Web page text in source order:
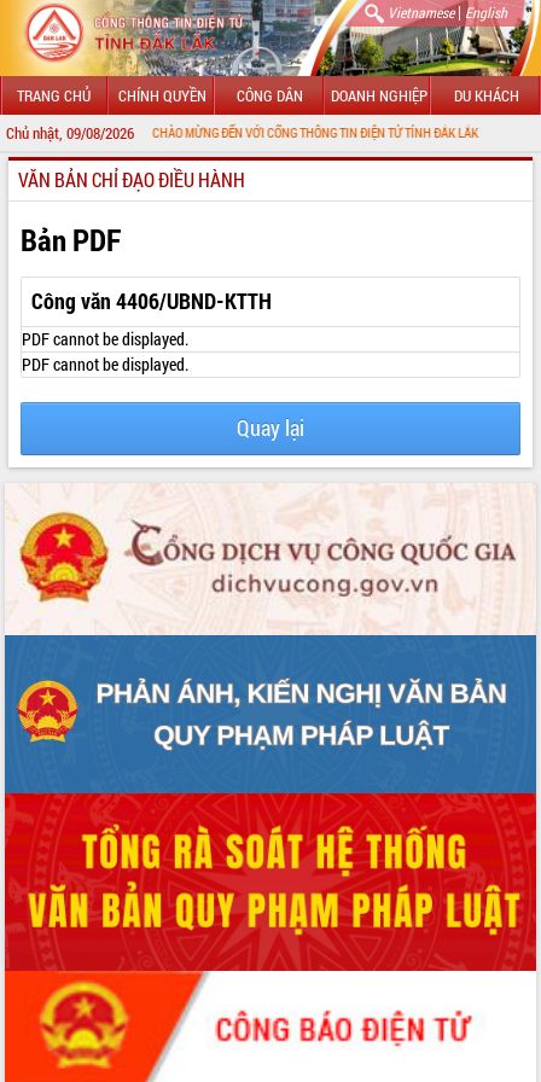
Vietnamese| English
TRANG CHỦ CHÍNH QUYỀN CÔNG DÂN DOANH NGHIỆP DU KHÁCH
Chủ nhật, 09/08/2026CHÀO MỪNG ĐẾN VỚI CỔNG THÔNG TIN ĐIỆN TỬ TỈNH ĐẮK LẮK
GIỚI THIỆU
LÃNH ĐẠO UBND TỈNH
TIN TỨC SỰ KIỆN
SỞ, BAN, NGÀNH
UBND CÁC XÃ, PHƯỜNG
HỆ THỐNG VĂN BẢN
VĂN BẢN HĐND TỈNH
ĐIỂM TIN VĂN BẢN
QUY HOẠCH - KẾ HOẠCH
VĂN BẢN CHỈ ĐẠO ĐIỀU HÀNH
Bản PDF
Công văn 4406/UBND-KTTH
PDF cannot be displayed.
PDF cannot be displayed.
Quay lại